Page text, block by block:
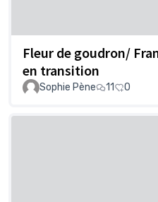
Fleur de goudron/
en transition
Sophie Pène 11 0